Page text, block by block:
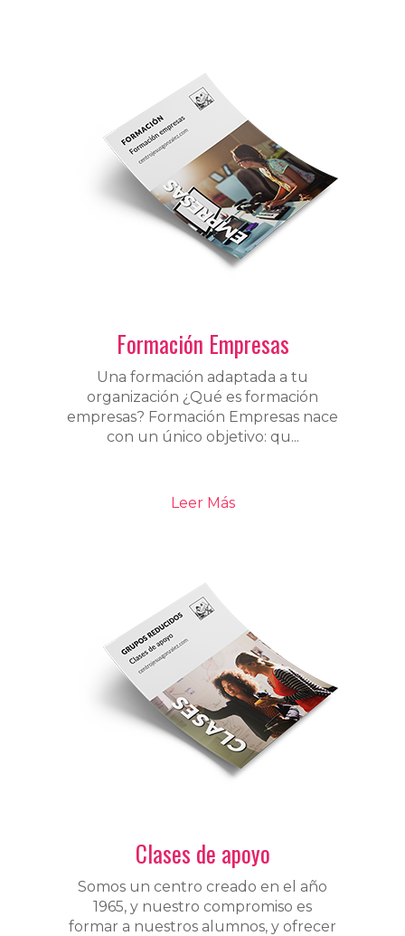
Formación Empresas
Una formación adaptada a tu
organización ¿Qué es formación
empresas? Formación Empresas nace
con un único objetivo: qu...
Leer Más
Clases de apoyo
Somos un centro creado en el año
1965, y nuestro compromiso es
formar a nuestros alumnos, y ofrecer